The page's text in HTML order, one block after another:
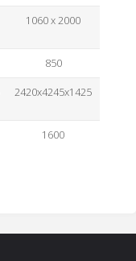
1060 x 2000
850
2420x4245x1425
1600